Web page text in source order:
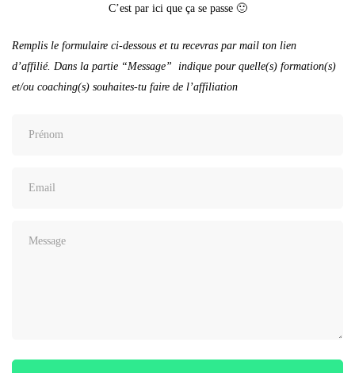
C’est par ici que ça se passe 🙂
Remplis le formulaire ci-dessous et tu recevras par mail ton lien
d’affilié. Dans la partie “Message” indique pour quelle(s) formation(s)
et/ou coaching(s) souhaites-tu faire de l’affiliation